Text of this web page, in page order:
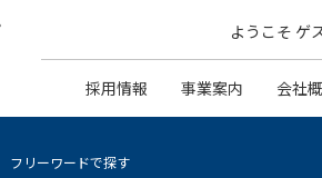
ようこそ ゲ
採用情報 事業案内 会社
フリーワードで探す